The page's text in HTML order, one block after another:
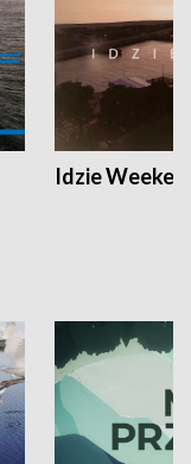
Idzie